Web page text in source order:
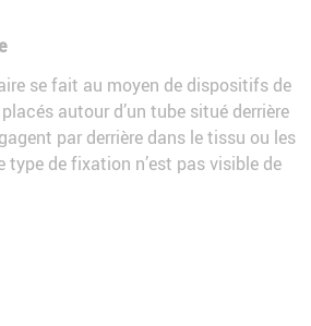
se fait au moyen de dispositifs de
autour d’un tube situé derrière
par derrière dans le tissu ou les
type de fixation n’est pas visible de